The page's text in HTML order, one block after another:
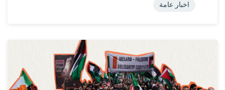
اخبار عامة